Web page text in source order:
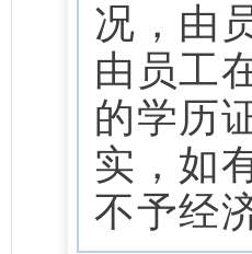
况，由
由员工
的学历
实，如
不予经